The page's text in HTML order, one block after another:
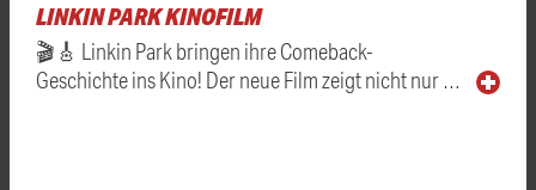
LINKIN PARK KINOFILM
🎬🎸 Linkin Park bringen ihre Comeback-
Geschichte ins Kino! Der neue Film zeigt nicht nur …